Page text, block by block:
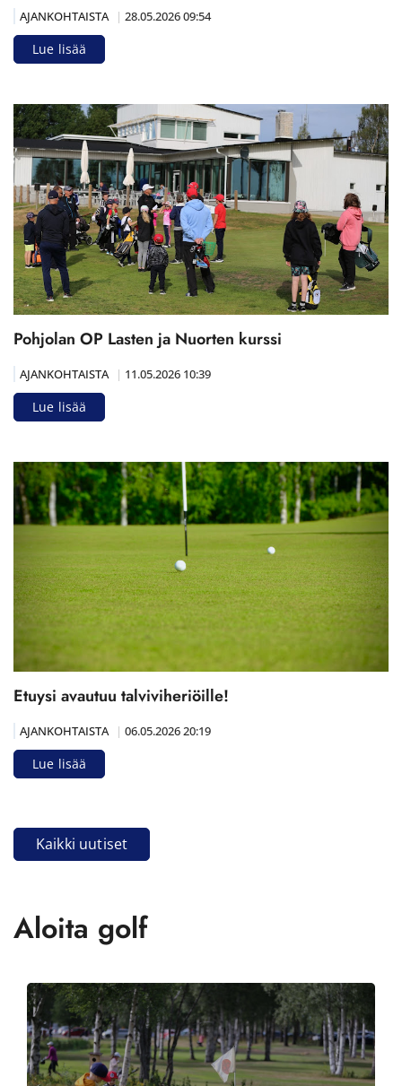
AJANKOHTAISTA | 28.05.2026 09:54
Lue lisää
Pohjolan OP Lasten ja Nuorten kurssi
AJANKOHTAISTA | 11.05.2026 10:39
Lue lisää
Etuysi avautuu talviviheriöille!
AJANKOHTAISTA | 06.05.2026 20:19
Lue lisää
Kaikki uutiset
Aloita golf